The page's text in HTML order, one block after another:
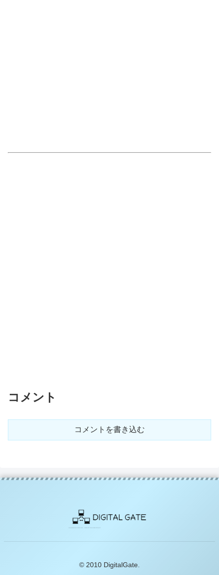
コメント
コメントを書き込む
© 2010 DigitalGate.